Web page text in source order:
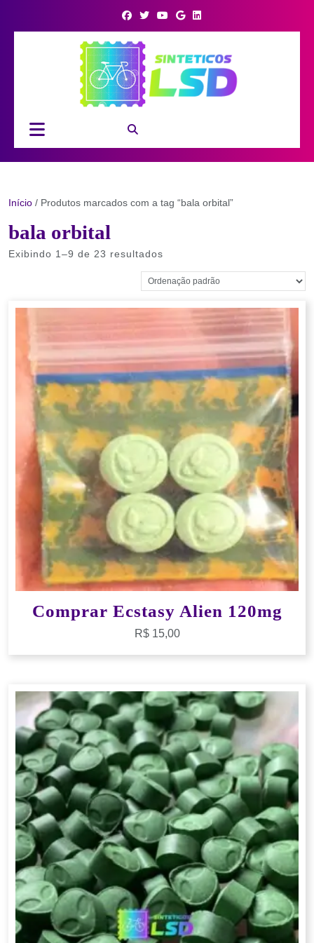
Button
Início / Produtos marcados com a tag “bala orbital”
bala orbital
Exibindo 1–9 de 23 resultados
Comprar Ecstasy Alien 120mg
R$15,00